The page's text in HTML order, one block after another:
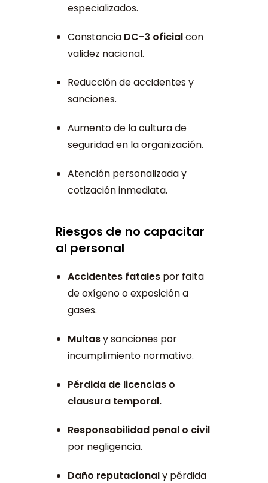
especializados.
Constancia DC-3 oficialcon
validez nacional.
Reducción de accidentes y
sanciones.
Aumento de la cultura de
seguridad en la organización.
Atención personalizada y
cotización inmediata.
Riesgos de no capacitar
al personal
Accidentes fatalespor falta
de oxígeno o exposición a
gases.
Multasy sanciones por
incumplimiento normativo.
Pérdida de licencias o
clausura temporal.
Responsabilidad penal o civil
por negligencia.
Daño reputacionaly pérdida